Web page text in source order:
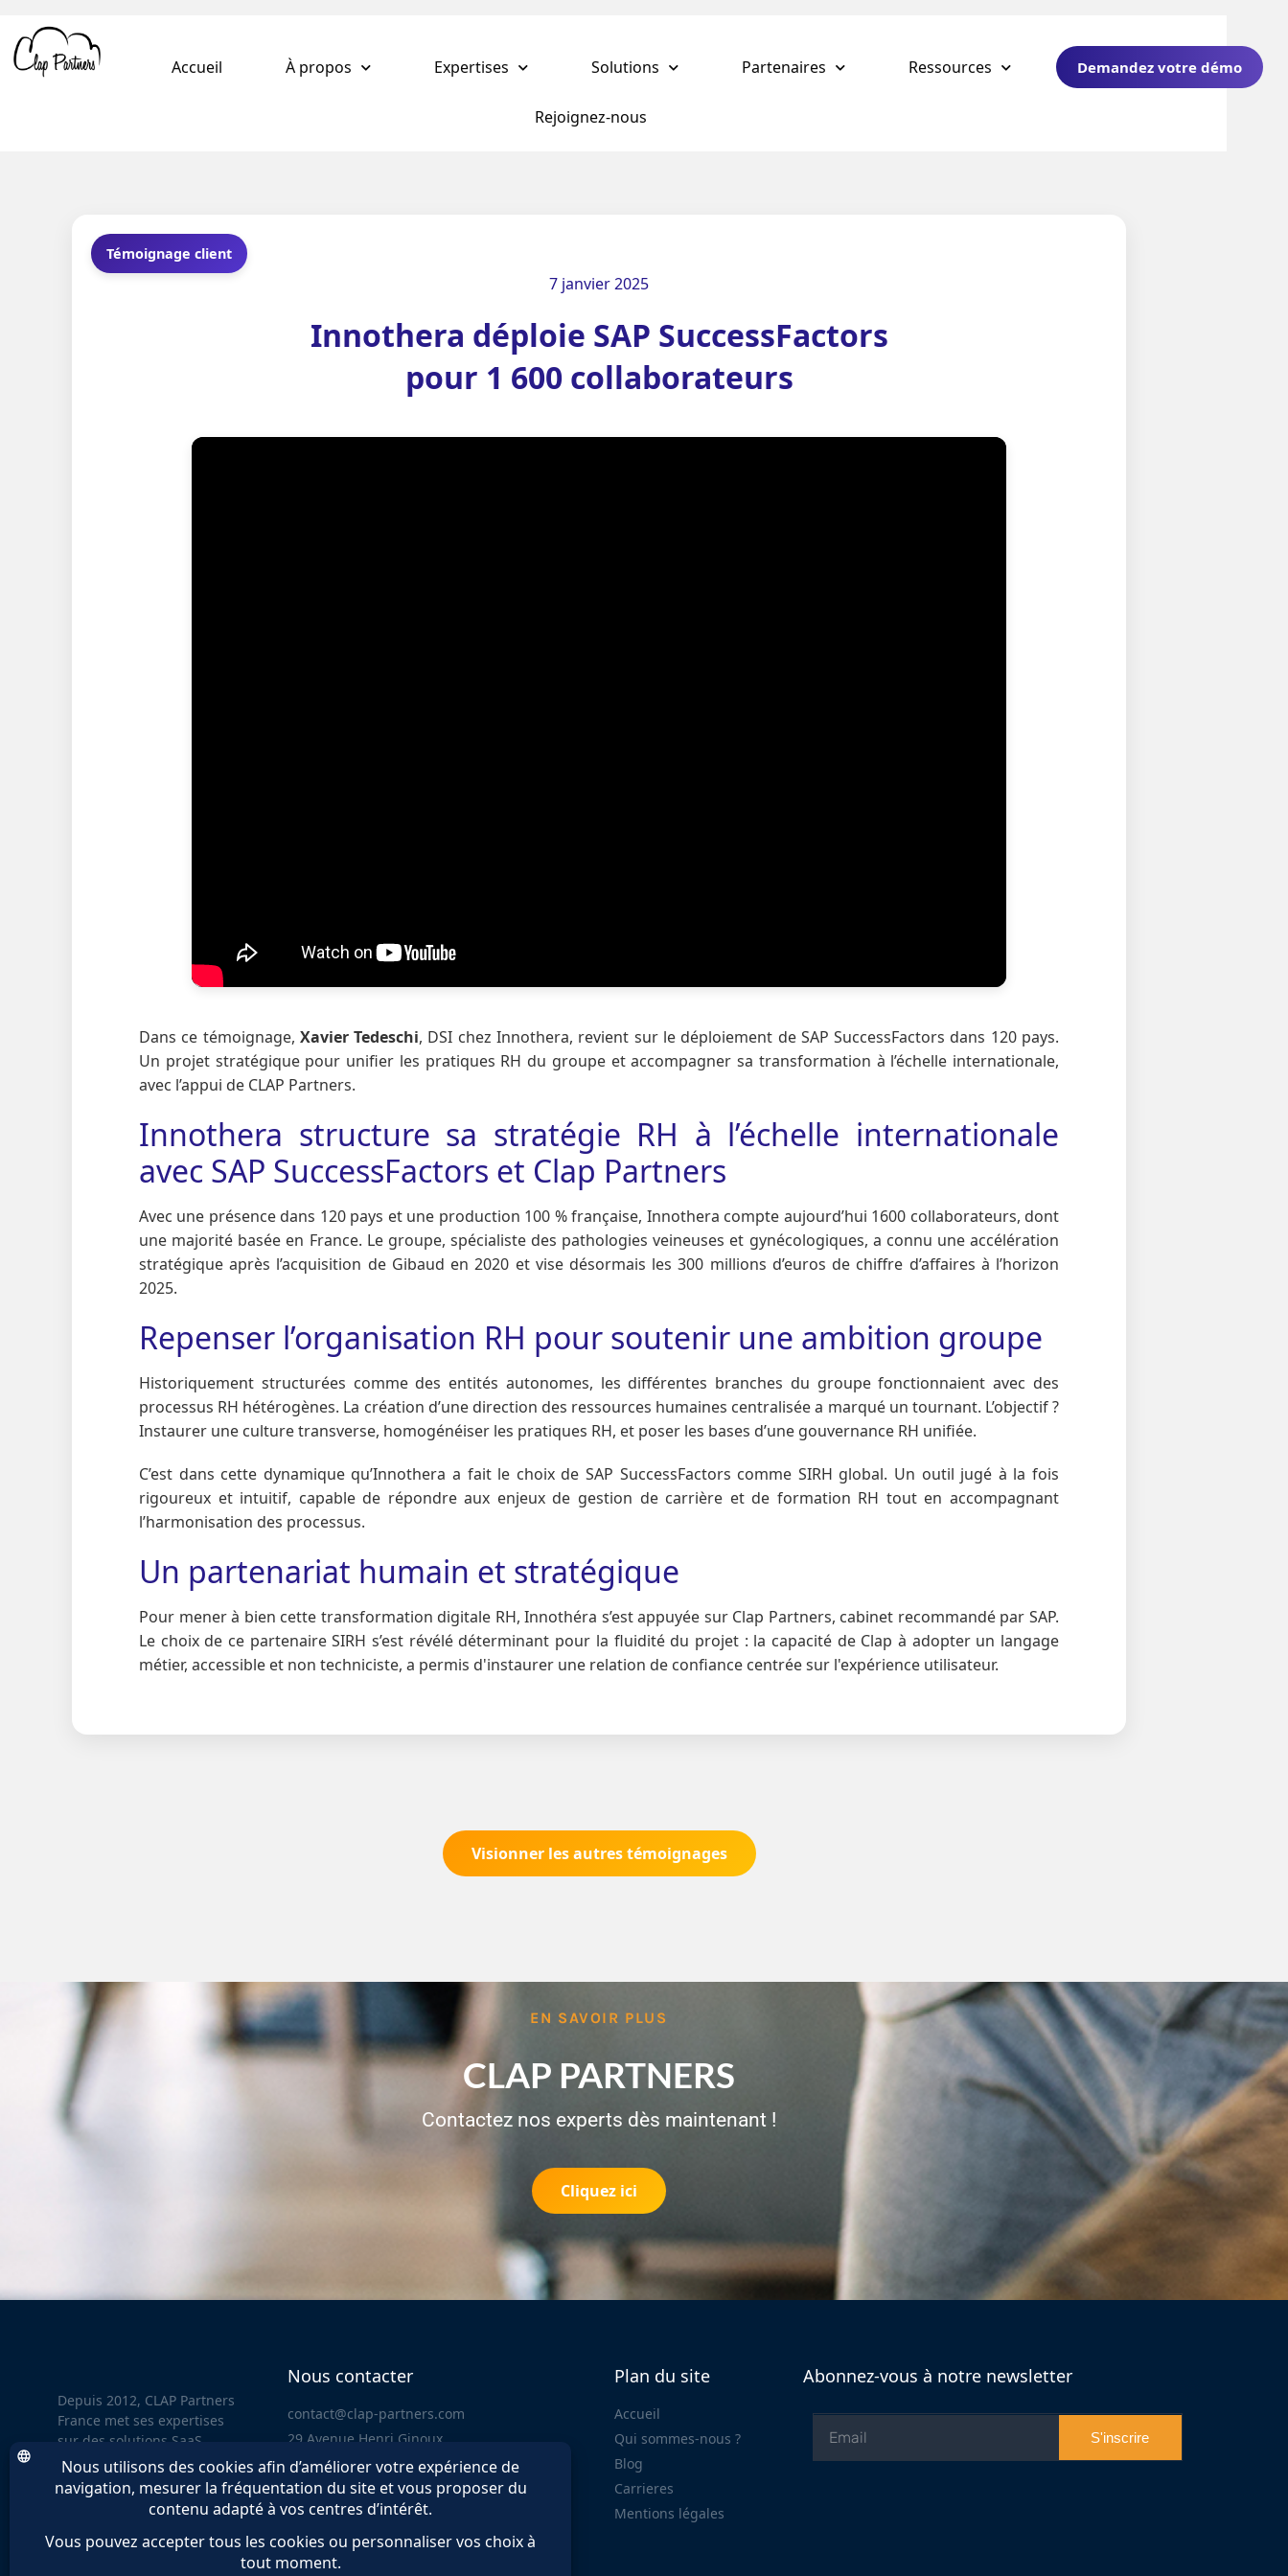
Accueil À propos Expertises Solutions Partenaires Ressources
Rejoignez-nous
Demandez votre démo
Témoignage client
7 janvier 2025
Innothera déploie SAP SuccessFactors
pour 1 600 collaborateurs
Dans ce témoignage, Xavier Tedeschi, DSI chez Innothera, revient sur le déploiement de SAP SuccessFactors dans 120 pays.
Un projet stratégique pour unifier les pratiques RH du groupe et accompagner sa transformation à l’échelle internationale,
avec l’appui de CLAP Partners.
Innothera structure sa stratégie RH à l’échelle internationale
avec SAP SuccessFactors et Clap Partners
Avec une présence dans 120 pays et une production 100 % française, Innothera compte aujourd’hui 1600 collaborateurs, dont
une majorité basée en France. Le groupe, spécialiste des pathologies veineuses et gynécologiques, a connu une accélération
stratégique après l’acquisition de Gibaud en 2020 et vise désormais les 300 millions d’euros de chiffre d’affaires à l’horizon
2025.
Repenser l’organisation RH pour soutenir une ambition groupe
Historiquement structurées comme des entités autonomes, les différentes branches du groupe fonctionnaient avec des
processus RH hétérogènes. La création d’une direction des ressources humaines centralisée a marqué un tournant. L’objectif ?
Instaurer une culture transverse, homogénéiser les pratiques RH, et poser les bases d’une gouvernance RH unifiée.
C’est dans cette dynamique qu’Innothera a fait le choix de SAP SuccessFactors comme SIRH global. Un outil jugé à la fois
rigoureux et intuitif, capable de répondre aux enjeux de gestion de carrière et de formation RH tout en accompagnant
l’harmonisation des processus.
Un partenariat humain et stratégique
Pour mener à bien cette transformation digitale RH, Innothéra s’est appuyée sur Clap Partners, cabinet recommandé par SAP.
Le choix de ce partenaire SIRH s’est révélé déterminant pour la fluidité du projet : la capacité de Clap à adopter un langage
métier, accessible et non techniciste, a permis d'instaurer une relation de confiance centrée sur l'expérience utilisateur.
Visionner les autres témoignages
EN SAVOIR PLUS
CLAP PARTNERS
Contactez nos experts dès maintenant !
Cliquez ici
Depuis 2012, CLAP Partners
France met ses expertises
sur des solutions SaaS,
CLAP Partners vous
accompagne sur vos projets
de digitalisation RH.
Nous contacter
contact@clap-partners.com
29 Avenue Henri Ginoux
92120 Montrouge
Plan du site
Accueil
Qui sommes-nous ?
Blog
Carrieres
Mentions légales
Abonnez-vous à notre newsletter
S'inscrire